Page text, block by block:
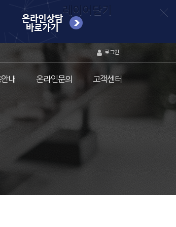
레이어닫기
로그인
내 온라인문의 고객센터